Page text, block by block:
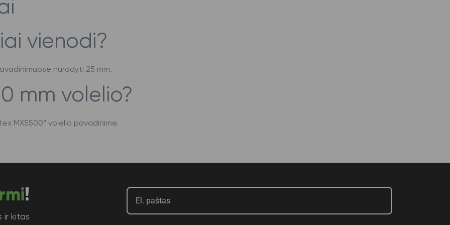
vienodi?
nurodyti 25 mm.
mm volelio?
MX5500“ volelio pavadinime.
!
ir kitas